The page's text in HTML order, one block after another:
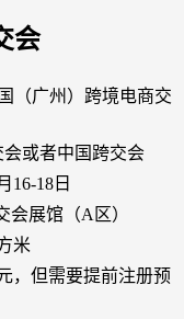
会
（广州）跨境电商交
会或者中国跨交会
16-18日
会展馆（A区）
米
，但需要提前注册预